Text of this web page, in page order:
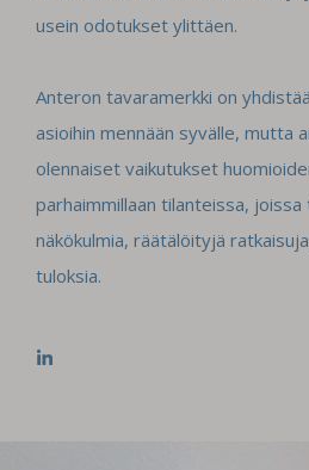
usein odotukset ylittäen.
Anteron tavaramerkki on
asioihin mennään syvälle, mutta
olennaiset vaikutukset
parhaimmillaan tilanteissa, joissa
näkökulmia, räätälöityjä
tuloksia.